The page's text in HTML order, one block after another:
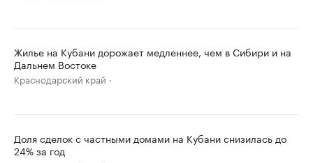
Жилье на Кубани дорожает медленнее, чем в Сибири и на
Дальнем Востоке
Краснодарский край
Доля сделок с частными домами на Кубани снизилась до
24% за год